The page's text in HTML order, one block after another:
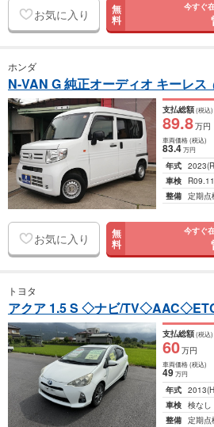
お気に入り 無
料
今すぐ
ホンダ
N-VAN G 純正オーディオ キーレス
支払総額(税込)
89.8万円
車両価格(税込)
83.4万円
年式 2023
車検
R09.11
整備 定期点
お気に入り 無
料
今すぐ
トヨタ
アクア 1.5 S ◇ナビ/
支払総額(税込)
60万円
車両価格(税込)
49万円
年式 2013
車検 検なし
整備 定期点